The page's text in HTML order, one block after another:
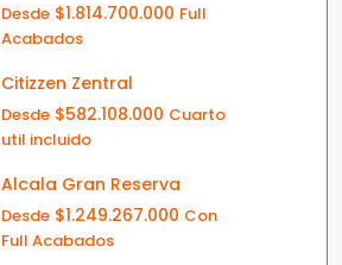
Desde $1.814.700.000 Full
Acabados
Citizzen Zentral
Desde $582.108.000 Cuarto
util incluido
Alcala Gran Reserva
Desde $1.249.267.000 Con
Full Acabados